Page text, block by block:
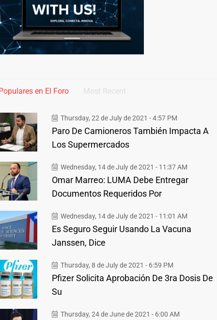
en El Foro Most Recent
Thursday, 22 de July de 2021 - 4:57 PM
Paro De Camioneros También Impacta A
Los Supermercados
Wednesday, 14 de July de 2021 - 11:37 AM
Omar Marreo: LUMA Debe Entregar
Documentos Requeridos Por
Wednesday, 14 de July de 2021 - 11:01 AM
Es Seguro Seguir Usando La Vacuna
Janssen, Dice
Thursday, 8 de July de 2021 - 6:59 PM
Pfizer Solicita Aprobación De 3ra Dosis De
Su
Thursday, 24 de June de 2021 - 6:00 AM